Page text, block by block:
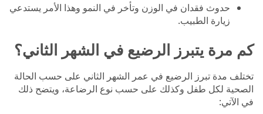
حدوث فقدان في الوزن وتأخر في النمو وهذا الأمر يستدعي
زيارة الطبيب.
كم مرة يتبرز الرضيع في الشهر الثاني؟
تختلف مدة تبرز الرضيع في عمر الشهر الثاني على حسب الحالة
الصحية لكل طفل وكذلك على حسب نوع الرضاعة، ويتضح ذلك
في الآتي: